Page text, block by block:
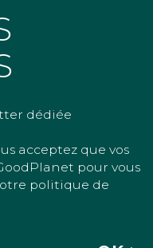
dédiée
acceptez que vos
pour vous
politique de